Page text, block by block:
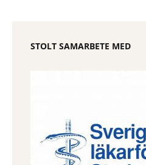
STOLT SAMARBETE MED